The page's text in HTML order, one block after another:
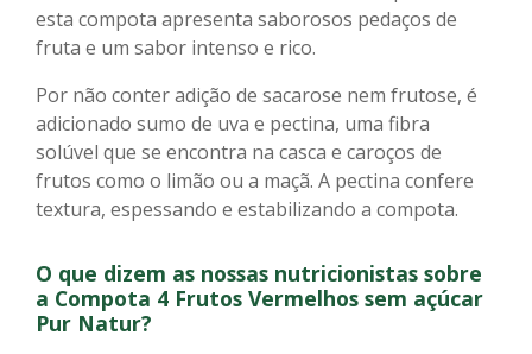
esta compota apresenta saborosos pedaços de
fruta e um sabor intenso e rico.
Por não conter adição de sacarose nem frutose, é
adicionado sumo de uva e pectina, uma fibra
solúvel que se encontra na casca e caroços de
frutos como o limão ou a maçã. A pectina confere
textura, espessando e estabilizando a compota.
O que dizem as nossas nutricionistas sobre
a Compota 4 Frutos Vermelhos sem açúcar
Pur Natur?